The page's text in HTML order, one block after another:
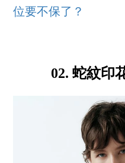
位要不保了？
02. 蛇紋印